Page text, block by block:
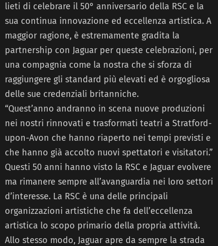
lieti di celebrare il 50° anniversario della RSC e la
sua continua innovazione ed eccellenza artistica. A
maggior ragione, è estremamente gradita la
partnership con Jaguar per queste celebrazioni, per
una compagnia come la nostra che si sforza di
raggiungere gli standard più elevati ed è orgogliosa
delle sue credenziali britanniche.
“Quest’anno andranno in scena nuove produzioni
nei nostri rinnovati e trasformati teatri a Stratford-
upon-Avon che hanno riaperto nei tempi previsti e
che hanno già accolto nuovi spettatori e visitatori.”
Questi 50 anni hanno visto la RSC e Jaguar evolvere
ma rimanere sempre all’avanguardia nei loro settori
d’interesse. La RSC è una delle principali
organizzazioni artistiche che fa dell’eccellenza
artistica lo scopo primario della propria attività.
Allo stesso modo, Jaguar apre da sempre la strada